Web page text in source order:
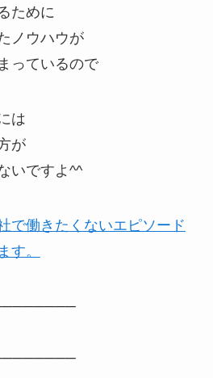
ために
ノウハウが
っているので
は
が
いですよ^^
で働きたくないエピソード
す。